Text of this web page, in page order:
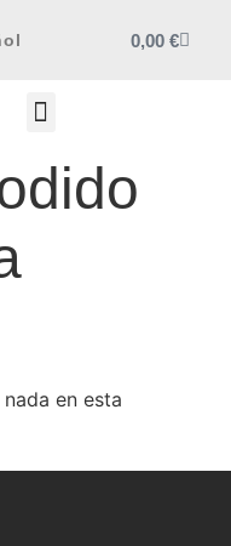
0,00 €
en esta